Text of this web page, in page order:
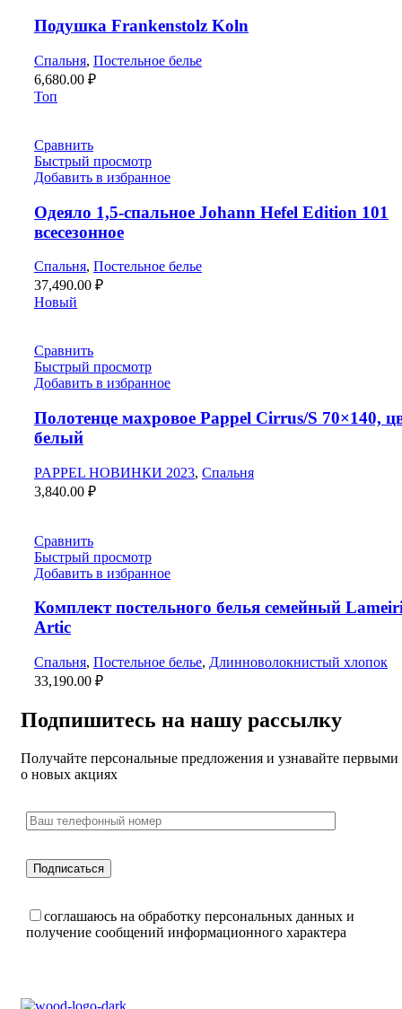
Подушка Frankenstolz Koln
Спальня, Постельное белье
6,680.00 ₽
Топ
Сравнить
Быстрый просмотр
Добавить в избранное
Одеяло 1,5-спальное Johann Hefel Edition 101
всесезонное
Спальня, Постельное белье
37,490.00 ₽
Новый
Сравнить
Быстрый просмотр
Добавить в избранное
Полотенце махровое Pappel Cirrus/S 70×140,
белый
PAPPEL НОВИНКИ 2023, Спальня
3,840.00 ₽
Сравнить
Быстрый просмотр
Добавить в избранное
Комплект постельного белья семейный
Artic
Спальня, Постельное белье, Длинноволокнистый хлопок
33,190.00 ₽
Подпишитесь на нашу рассылку
Получайте персональные предложения и узнавайте первыми
о новых акциях
соглашаюсь на обработку персональных данных и
получение сообщений информационного характера